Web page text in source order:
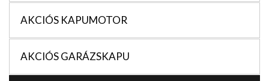
AKCIÓS KAPUMOTOR
AKCIÓS GARÁZSKAPU